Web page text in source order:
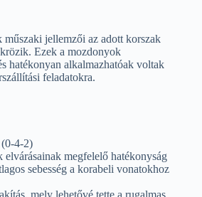
jellemzői az adott korszak
Ezek a mozdonyok
hatékonyan alkalmazhatóak voltak
feladatokra.
4-2)
elvárásainak megfelelő hatékonyság
sebesség a korabeli vonatokhoz
mely lehetővé tette a rugalmas